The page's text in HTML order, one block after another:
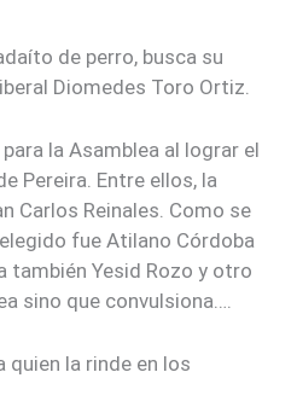
de perro, busca su
Diomedes Toro Ortiz.
la Asamblea al lograr el
Pereira. Entre ellos, la
Carlos Reinales. Como se
fue Atilano Córdoba
también Yesid Rozo y otro
sino que convulsiona….
quien la rinde en los